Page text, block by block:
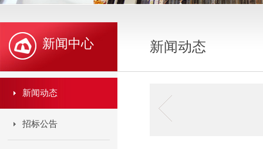
新闻中心 新闻动态
新闻动态
招标公告